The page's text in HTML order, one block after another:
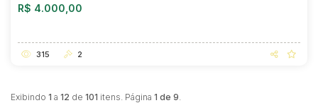
R$ 4.000,00
315 2
Exibindo 1 a 12 de 101 itens. Página 1 de 9.